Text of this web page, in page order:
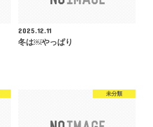
2025.12.11
冬は￼やっぱり
未分類